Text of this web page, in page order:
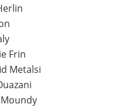
Frin
Metalsi